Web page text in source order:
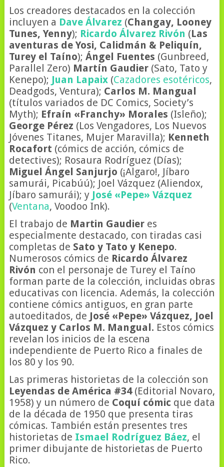
Los creadores destacados en la colección
incluyen a Dave Álvarez (Changay, Looney
Tunes, Yenny); Ricardo Álvarez Rivón (Las
aventuras de Yosi, Calidmán & Peliquín,
Turey el Taíno); Ángel Fuentes (Gunbreed,
Parallel Zero) Martín Gaudier (Sato, Tato y
Kenepo); Juan Lapaix(Cazadores esotéricos,
Deadgods, Ventura); Carlos M. Mangual
(títulos variados de DC Comics, Society’s
Myth); Efraín «Franchy» Morales (Isleño);
George Pérez (Los Vengadores, Los Nuevos
Jóvenes Titanes, Mujer Maravilla); Kenneth
Rocafort (cómics de acción, cómics de
detectives); Rosaura Rodríguez (Días);
Miguel Ángel Sanjurjo (¡Algaro!, Jíbaro
samurái, Picabúú); Joel Vázquez (Aliendox,
Jíbaro samurái); y José «Pepe» Vázquez
(Ventana, Voodoo Ink).
El trabajo de Martin Gaudieres
especialmente destacado, con tiradas casi
completas de Sato y Tato y Kenepo.
Numerosos cómics de Ricardo Álvarez
Rivón con el personaje de Turey el Taíno
forman parte de la colección, incluidas obras
educativas con licencia. Además, la colección
contiene cómics antiguos, en gran parte
autoeditados, de José «Pepe» Vázquez, Joel
Vázquez y Carlos M. Mangual. Estos cómics
revelan los inicios de la escena
independiente de Puerto Rico a finales de
los 80 y los 90.
Las primeras historietas de la colección son
Leyendas de América #34 (Editorial Novaro,
1958) y un número de Coquí cómic que data
de la década de 1950 que presenta tiras
cómicas. También están presentes tres
historietas de Ismael Rodríguez Báez, el
primer dibujante de historietas de Puerto
Rico.